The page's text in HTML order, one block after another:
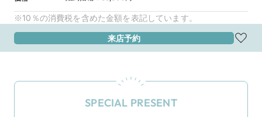
※10％の消費税を含めた金額を表記しています。
来店予約
SPECIAL PRESENT